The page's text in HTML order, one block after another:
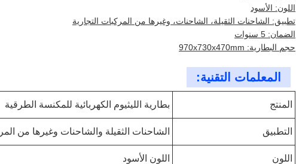
اللون: الأسود
تطبيق: الشاحنات الثقيلة، الشاحنات، وغيرها من المركبات التجارية
الضمان: 5 سنوات
حجم البطارية: 970x730x470mm
المعلمات التقنية:
المنتج بطارية الليثيوم الكهربائية للمكنسة الطرقية
التطبيق الشاحنات الثقيلة والشاحنات وغيرها من
اللون اللون الأسود